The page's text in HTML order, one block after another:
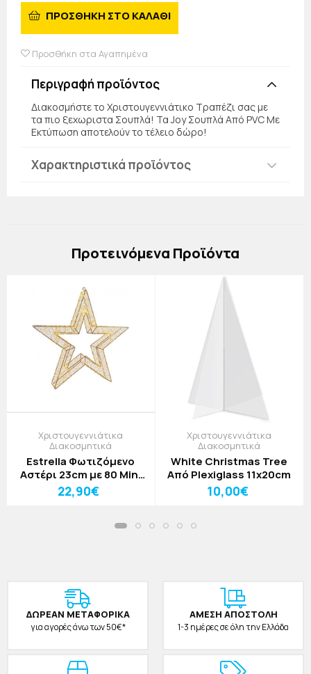
ΠΡΟΣΘΗΚΗ ΣΤΟ ΚΑΛΑΘΙ
Προσθήκη στα Αγαπημένα
Περιγραφή προϊόντος
Διακοσμήστε το Χριστουγεννιάτικο Τραπέζι σας με
τα πιο ξεχωριστα Σουπλά! Τα Joy Σουπλά Από PVC Με
Εκτύπωση αποτελούν το τέλειο δώρο!
Χαρακτηριστικά προϊόντος
Πρoτεινόμενα Προϊόντα
Χριστουγεννιάτικα
Διακοσμητικά
Estrella Φωτιζόμενο
Αστέρι 23cm με 80 Mini
LED (70 Θερμά + 10
Θερμά Flash) Μπρονζέ
22,90€
Χριστουγεννιάτικα
Διακοσμητικά
White Christmas Tree
Από Plexiglass 11x20cm
10,00€
ΔΩΡΕAΝ ΜΕΤΑΦΟΡΙΚΑ
για αγορές άνω των 50€*
ΑΜΕΣΗ ΑΠΟΣΤΟΛΗ
1-3 ημέρες σε όλη την Ελλάδα